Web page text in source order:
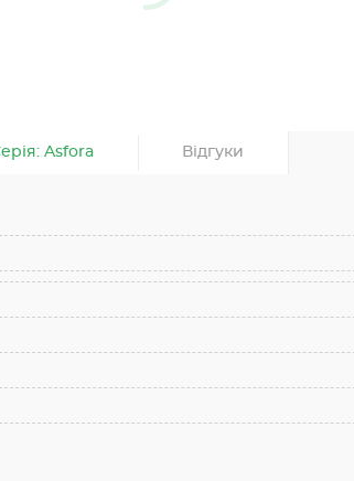
Asfora Відгуки